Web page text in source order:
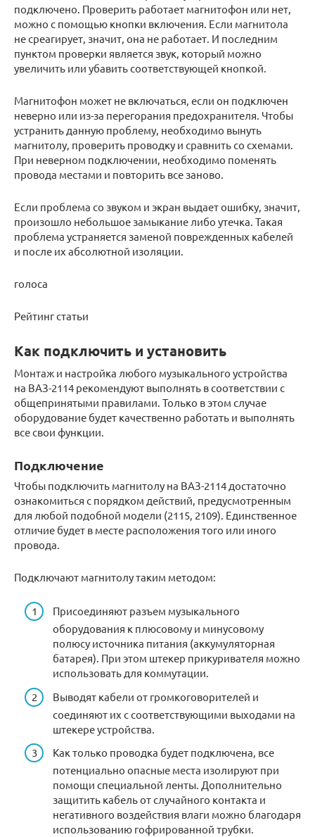
подключено. Проверить работает магнитофон или нет,
можно с помощью кнопки включения. Если магнитола
не среагирует, значит, она не работает. И последним
пунктом проверки является звук, который можно
увеличить или убавить соответствующей кнопкой.
Магнитофон может не включаться, если он подключен
неверно или из-за перегорания предохранителя. Чтобы
устранить данную проблему, необходимо вынуть
магнитолу, проверить проводку и сравнить со схемами.
При неверном подключении, необходимо поменять
провода местами и повторить все заново.
Если проблема со звуком и экран выдает ошибку, значит,
произошло небольшое замыкание либо утечка. Такая
проблема устраняется заменой поврежденных кабелей
и после их абсолютной изоляции.
голоса
Рейтинг статьи
Как подключить и установить
Монтаж и настройка любого музыкального устройства
на ВАЗ-2114 рекомендуют выполнять в соответствии с
общепринятыми правилами. Только в этом случае
оборудование будет качественно работать и выполнять
все свои функции.
Подключение
Чтобы подключить магнитолу на ВАЗ-2114 достаточно
ознакомиться с порядком действий, предусмотренным
для любой подобной модели (2115, 2109). Единственное
отличие будет в месте расположения того или иного
провода.
Подключают магнитолу таким методом:
Присоединяют разъем музыкального
оборудования к плюсовому и минусовому
полюсу источника питания (аккумуляторная
батарея). При этом штекер прикуривателя можно
использовать для коммутации.
Выводят кабели от громкоговорителей и
соединяют их с соответствующими выходами на
штекере устройства.
Как только проводка будет подключена, все
потенциально опасные места изолируют при
помощи специальной ленты. Дополнительно
защитить кабель от случайного контакта и
негативного воздействия влаги можно благодаря
использованию гофрированной трубки.